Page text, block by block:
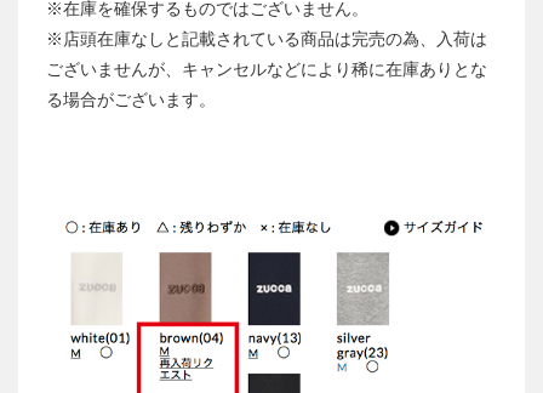
※在庫を確保するものではございません。
※店頭在庫なしと記載されている商品は完売の為、入荷は
ございませんが、キャンセルなどにより稀に在庫ありとな
る場合がございます。